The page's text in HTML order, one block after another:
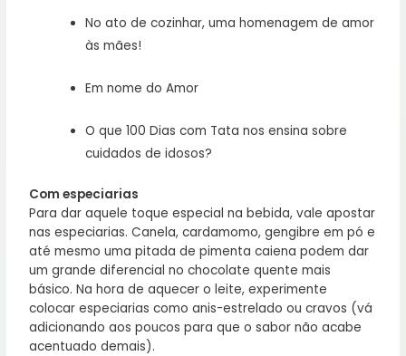
No ato de cozinhar, uma homenagem de amor
às mães!
Em nome do Amor
O que 100 Dias com Tata nos ensina sobre
cuidados de idosos?
Com especiarias
Para dar aquele toque especial na bebida, vale apostar
nas especiarias. Canela, cardamomo, gengibre em pó e
até mesmo uma pitada de pimenta caiena podem dar
um grande diferencial no chocolate quente mais
básico. Na hora de aquecer o leite, experimente
colocar especiarias como anis-estrelado ou cravos (vá
adicionando aos poucos para que o sabor não acabe
acentuado demais).